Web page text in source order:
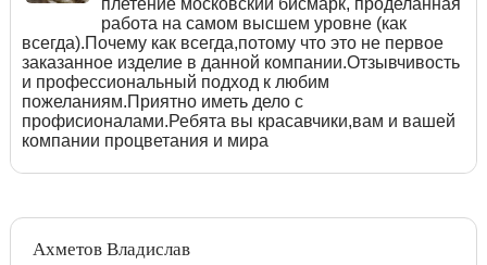
работа на самом высшем уровне (как
всегда).Почему как всегда,потому что это не первое
заказанное изделие в данной компании.Отзывчивость
и профессиональный подход к любим
пожеланиям.Приятно иметь дело с
профисионалами.Ребята вы красавчики,вам и вашей
компании процветания и мира
Ахметов Владислав